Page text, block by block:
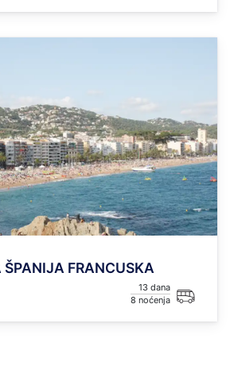
ŠPANIJA FRANCUSKA
13
8